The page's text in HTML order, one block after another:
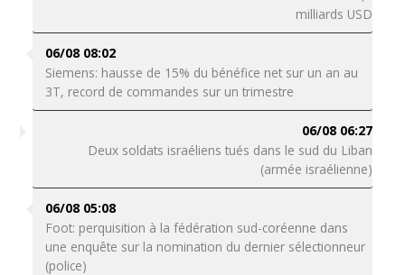
milliards USD
06/08 08:02
Siemens: hausse de 15% du bénéfice net sur un an au
3T, record de commandes sur un trimestre
06/08 06:27
Deux soldats israéliens tués dans le sud du Liban
(armée israélienne)
06/08 05:08
Foot: perquisition à la fédération sud-coréenne dans
une enquête sur la nomination du dernier sélectionneur
(police)